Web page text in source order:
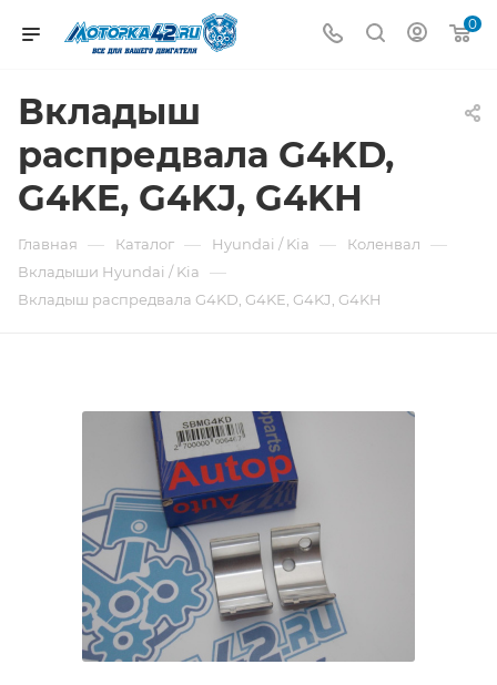
0
Вкладыш
распредвала G4KD,
G4KE, G4KJ, G4KH
Главная — Каталог — Hyundai / Kia — Коленвал —
Вкладыши Hyundai / Kia —
Вкладыш распредвала G4KD, G4KE, G4KJ, G4KH